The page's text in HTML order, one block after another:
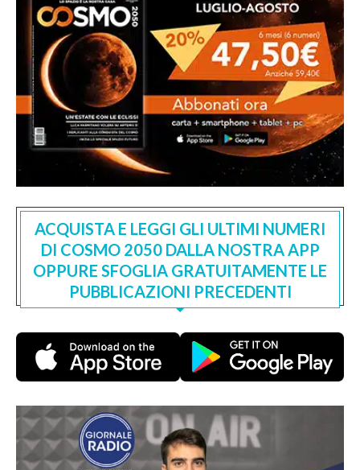
ACQUISTA E LEGGI GLI ULTIMI NUMERI
DI COSMO 2050 DALLA NOSTRA APP
OPPURE SFOGLIA GRATUITAMENTE LE
PUBBLICAZIONI PRECEDENTI